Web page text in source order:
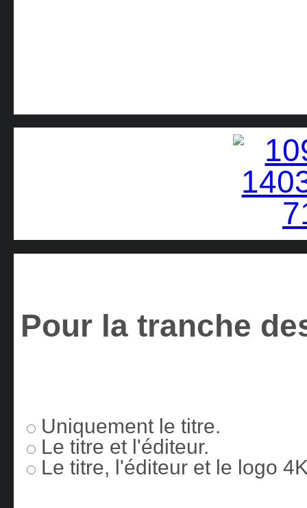
Pour la tranche
Uniquement le titre.
Le titre et l'éditeur.
Le titre, l'éditeur et le logo